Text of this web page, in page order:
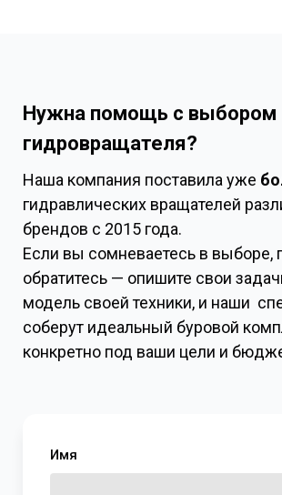
Нужна помощь с выбором
гидровращателя?
Наша компания поставила уже
гидравлических вращателей
брендов с 2015 года.
Если вы сомневаетесь в выборе,
обратитесь — опишите свои
модель своей техники, и наши
соберут идеальный буровой
конкретно под ваши цели и
Имя